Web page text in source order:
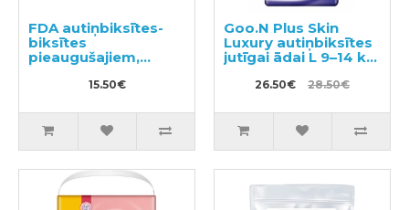
FDA autiņbiksītes-
biksītes
pieaugušajiem,
izmērs M 16gab
15.50€
Goo.N Plus Skin
Luxury autiņbiksītes
jutīgai ādai L 9–14 kg
26.50€ 28.50€